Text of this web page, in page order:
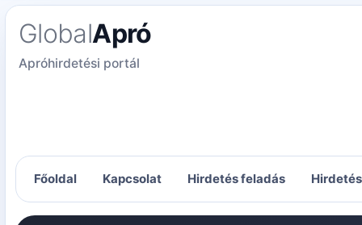
GlobalApró
Apróhirdetési portál
Főoldal Kapcsolat Hirdetés feladás